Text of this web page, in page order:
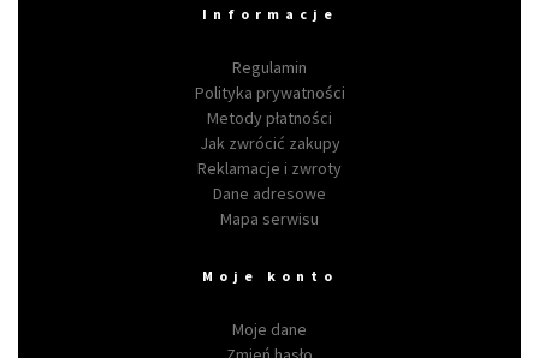
Informacje
Regulamin
Polityka prywatności
Metody płatności
Jak zwrócić zakupy
Reklamacje i zwroty
Dane adresowe
Mapa serwisu
Moje konto
Moje dane